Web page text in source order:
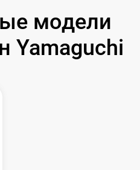
модели
Yamaguchi